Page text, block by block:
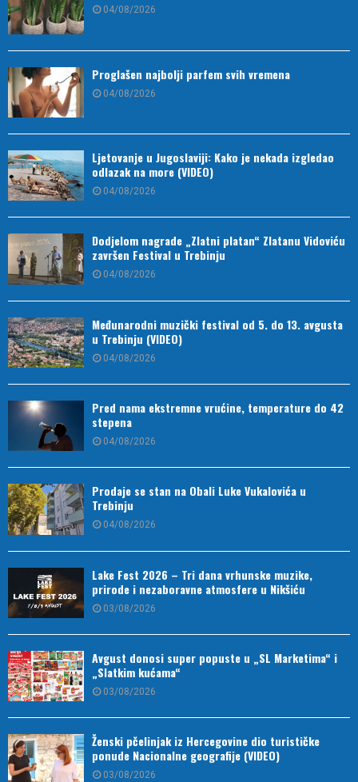
04/08/2026
Proglašen najbolji parfem svih vremena
04/08/2026
Ljetovanje u Jugoslaviji: Kako je nekada izgledao
odlazak na more (VIDEO)
04/08/2026
Dodjelom nagrade „Zlatni platan“ Zlatanu Vidoviću
završen Festival u Trebinju
04/08/2026
Međunarodni muzički festival od 5. do 13. avgusta
u Trebinju (VIDEO)
04/08/2026
Pred nama ekstremne vrućine, temperature do 42
stepena
04/08/2026
Prodaje se stan na Obali Luke Vukalovića u
Trebinju
04/08/2026
Lake Fest 2026 – Tri dana vrhunske muzike,
prirode i nezaboravne atmosfere u Nikšiću
03/08/2026
Avgust donosi super popuste u „SL Marketima“ i
„Slatkim kućama“
03/08/2026
Ženski pčelinjak iz Hercegovine dio turističke
ponude Nacionalne geografije (VIDEO)
03/08/2026